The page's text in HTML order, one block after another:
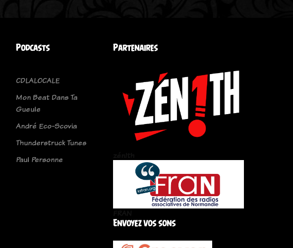
Podcasts
CDLALOCALE
Mon Beat Dans Ta
Gueule
André Eco-Scovia
Thunderstruck Tunes
Paul Personne
Partenaires
Envoyez vos sons